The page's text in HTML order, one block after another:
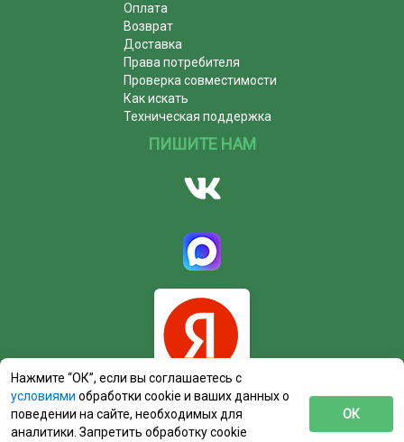
Оплата
Возврат
Доставка
Права потребителя
Проверка совместимости
Как искать
Техническая поддержка
ПИШИТЕ НАМ
Нажмите “ОК”, если вы соглашаетесь с
условиями обработки cookie и ваших данных о
поведении на сайте, необходимых для
аналитики. Запретить обработку cookie
ОК